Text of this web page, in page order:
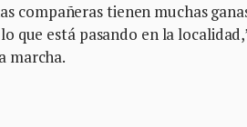
compañeras tienen muchas
que está pasando en la
marcha.